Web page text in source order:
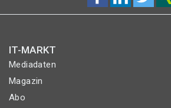
IT-MARKT
Mediadaten
Magazin
Abo